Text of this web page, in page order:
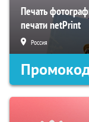
Печать
печати netPrint
Россия